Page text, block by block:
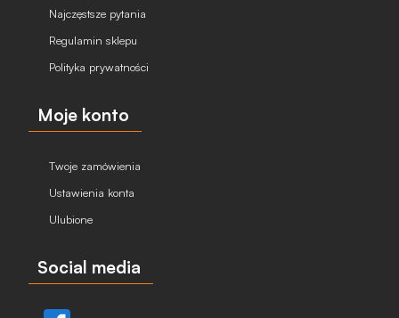
Najczęstsze pytania
Regulamin sklepu
Polityka prywatności
Moje konto
Twoje zamówienia
Ustawienia konta
Ulubione
Social media